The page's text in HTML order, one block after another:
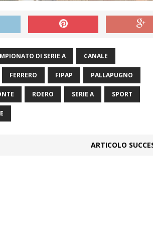
DI SERIE A CANALE
FERRERO FIPAP PALLAPUGNO
ROERO SERIE A SPORT
ARTICOLO